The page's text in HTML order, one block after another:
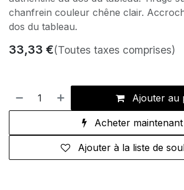
chanfrein couleur chêne clair.
dos du tableau.
33,33 €(Toutes taxes comprises)
Ajouter au
Acheter maintenant
Ajouter à la liste de